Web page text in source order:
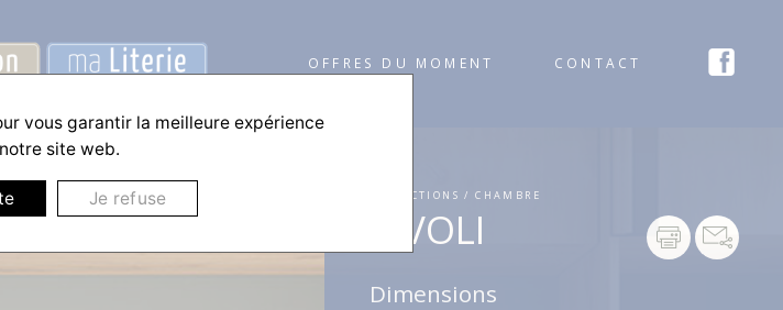
OFFRES DU MOMENT CONTACT
COLLECTIONS / CHAMBRE
RIVOLI
Dimensions
vous garantir la meilleure expérience
site web.
Je refuse